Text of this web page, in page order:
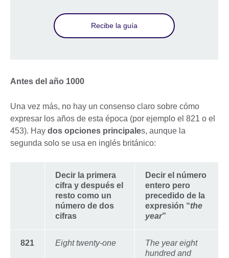
Recibe la guía
Antes del año 1000
Una vez más, no hay un consenso claro sobre cómo
expresar los años de esta época (por ejemplo el 821 o el
453). Hay dos opciones principales, aunque la
segunda solo se usa en inglés británico:
Decir la primera
cifra y después el
resto como un
número de dos
cifras
Decir el número
entero pero
precedido de la
expresión “the
year”
821 Eight twenty-one
The year eight
hundred and